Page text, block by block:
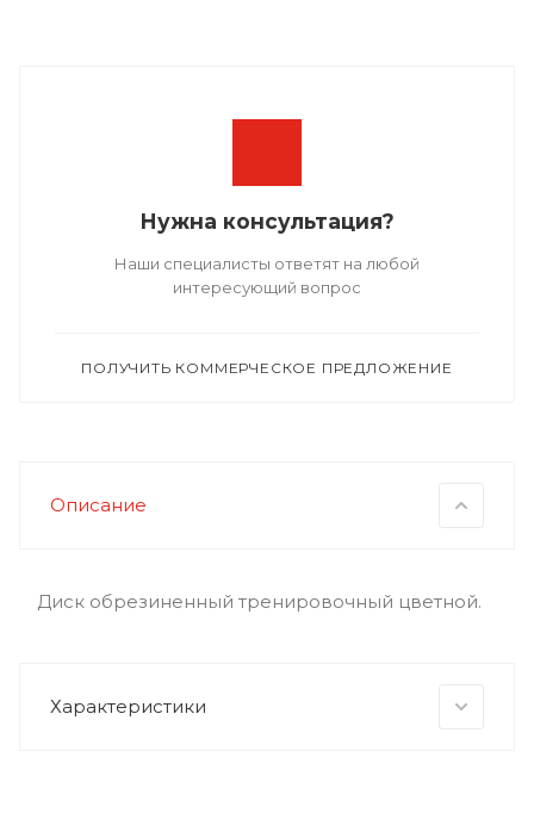
Нужна консультация?
Наши специалисты ответят на любой
интересующий вопрос
ПОЛУЧИТЬ КОММЕРЧЕСКОЕ ПРЕДЛОЖЕНИЕ
Описание
Диск обрезиненный тренировочный цветной.
Характеристики